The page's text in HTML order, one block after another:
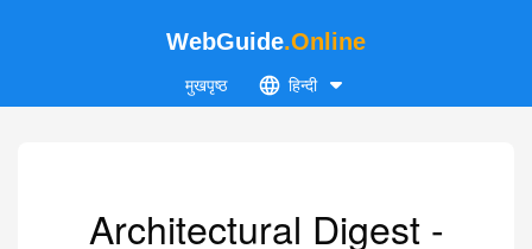
WebGuide.Online
मुखपृष्ठ हिन्दी
Architectural Digest -